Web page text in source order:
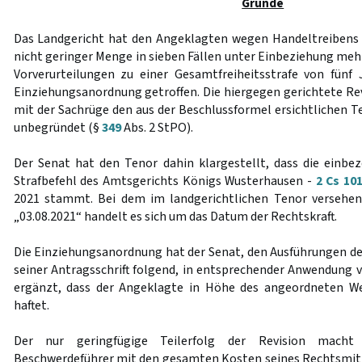
Das Landgericht hat den Angeklagten wegen
nicht geringer Menge in sieben Fällen unter Einbeziehung
Vorverurteilungen zu einer Gesamtfreiheitsstrafe von
Einziehungsanordnung getroffen. Die hiergegen gerichtete
mit der Sachrüge den aus der Beschlussformel ersichtlichen
unbegründet (§349Abs. 2 StPO).
Der Senat hat den Tenor dahin klargestellt, dass die
Strafbefehl des Amtsgerichts Königs Wusterhausen - 2 Cs
2021 stammt. Bei dem im landgerichtlichen Tenor
„03.08.2021“ handelt es sich um das Datum der Rechtskraft.
Die Einziehungsanordnung hat der Senat, den Ausführungen
seiner Antragsschrift folgend, in entsprechender Anwendung
ergänzt, dass der Angeklagte in Höhe des angeordneten
haftet.
Der nur geringfügige Teilerfolg der Revision